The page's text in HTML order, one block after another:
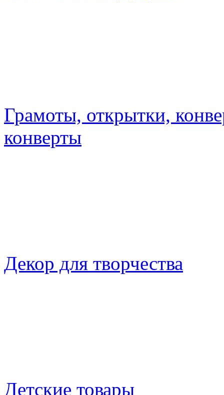
Грамоты, открытки,
конверты
Декор для творчества
Детские товары